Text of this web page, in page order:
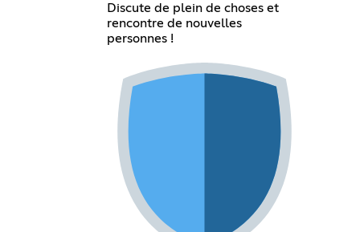
Discute de plein de choses et
rencontre de nouvelles
personnes !